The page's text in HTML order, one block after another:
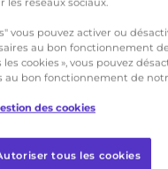
réseaux sociaux.
vous pouvez activer ou
au bon fonctionnement
cookies », vous pouvez
au bon fonctionnement de
des cookies
tous les cookies